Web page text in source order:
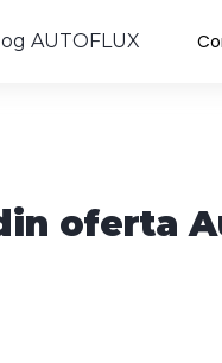
AUTOFLUX
oferta